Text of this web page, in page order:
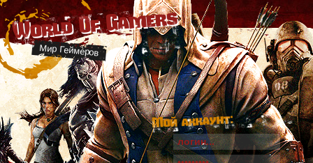
World Of Gamers
Мир Геймеров
Мой аккаунт: